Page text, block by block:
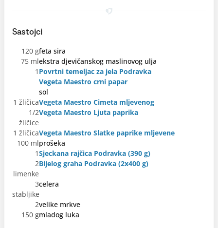
Sastojci
120 gfeta sira
75 mlekstra djevičanskog maslinovog ulja
1 Povrtni temeljac za jela Podravka
Vegeta Maestro crni papar
sol
1 žličicaVegeta Maestro Cimeta mljevenog
1/2
žličice
Vegeta Maestro Ljuta paprika
1 žličicaVegeta Maestro Slatke paprike mljevene
100 mlprošeka
1Sjeckana rajčica Podravka (390 g)
2
limenke
Bijelog graha Podravka (2x400 g)
3
stabljike
celera
2velike mrkve
150 gmladog luka